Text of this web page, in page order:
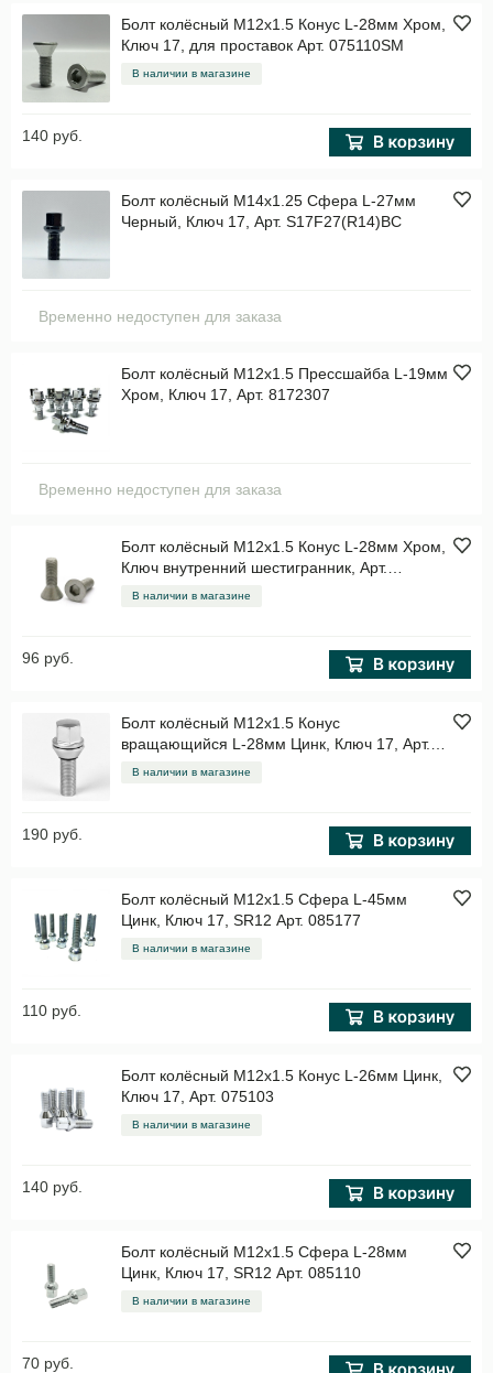
Болт колёсный M12x1.5 Конус L-28мм Хром,
Ключ 17, для проставок Арт. 075110SM
В наличии в магазине
140 руб.
Болт колёсный M14x1.25 Сфера L-27мм
Черный, Ключ 17, Арт. S17F27(R14)BC
Временно недоступен для заказа
Болт колёсный M12x1.5 Прессшайба L-19мм
Хром, Ключ 17, Арт. 8172307
Временно недоступен для заказа
Болт колёсный M12x1.5 Конус L-28мм Хром,
Ключ внутренний шестигранник, Арт.
075110SM(06)
В наличии в магазине
96 руб.
Болт колёсный M12x1.5 Конус
вращающийся L-28мм Цинк, Ключ 17, Арт.
445110AD
В наличии в магазине
190 руб.
Болт колёсный M12x1.5 Сфера L-45мм
Цинк, Ключ 17, SR12 Арт. 085177
В наличии в магазине
110 руб.
Болт колёсный M12x1.5 Конус L-26мм Цинк,
Ключ 17, Арт. 075103
В наличии в магазине
140 руб.
Болт колёсный M12x1.5 Сфера L-28мм
Цинк, Ключ 17, SR12 Арт. 085110
В наличии в магазине
70 руб.